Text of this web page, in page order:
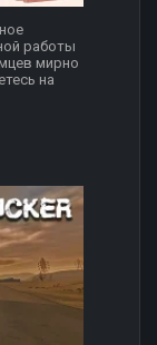
работы
мирно
на